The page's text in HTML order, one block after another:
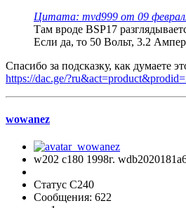
Цитата: mvd999 от 09
Там вроде BSP17
Если да, то 50 Вольт, 3.2
Спасибо за подсказку, как думаете
https://dac.ge/
wowanez
w202 c180 1998г.
Статус C240
Сообщения: 622